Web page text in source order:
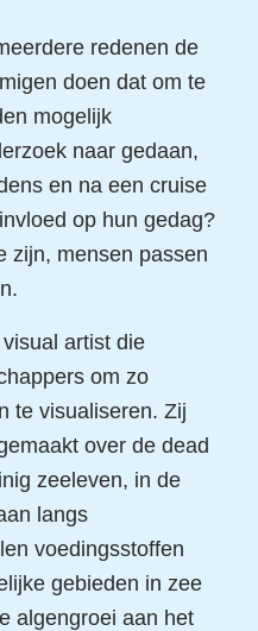
redenen de
doen dat om te
mogelijk
naar gedaan,
en na een cruise
op hun gedag?
zijn, mensen passen
artist die
om zo
te visualiseren. Zij
over de dead
zeeleven, in de
langs
voedingsstoffen
gebieden in zee
algengroei aan het